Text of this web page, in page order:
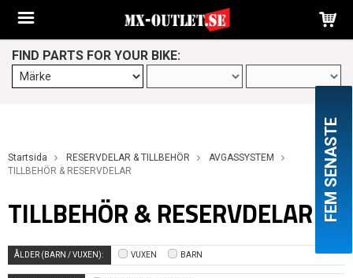
FIND PARTS FOR YOUR BIKE:
Startsida RESERVDELAR & TILLBEHÖR
AVGASSYSTEM
TILLBEHÖR & RESERVDELAR
TILLBEHÖR & RESERVDELAR
ÅLDER (BARN / VUXEN): VUXEN BARN
FEM SENASTE